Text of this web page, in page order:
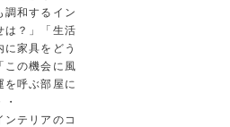
調和するイン
は？」「生活
家具をどう
この機会に風
を呼ぶ部屋に
ンテリアのコ